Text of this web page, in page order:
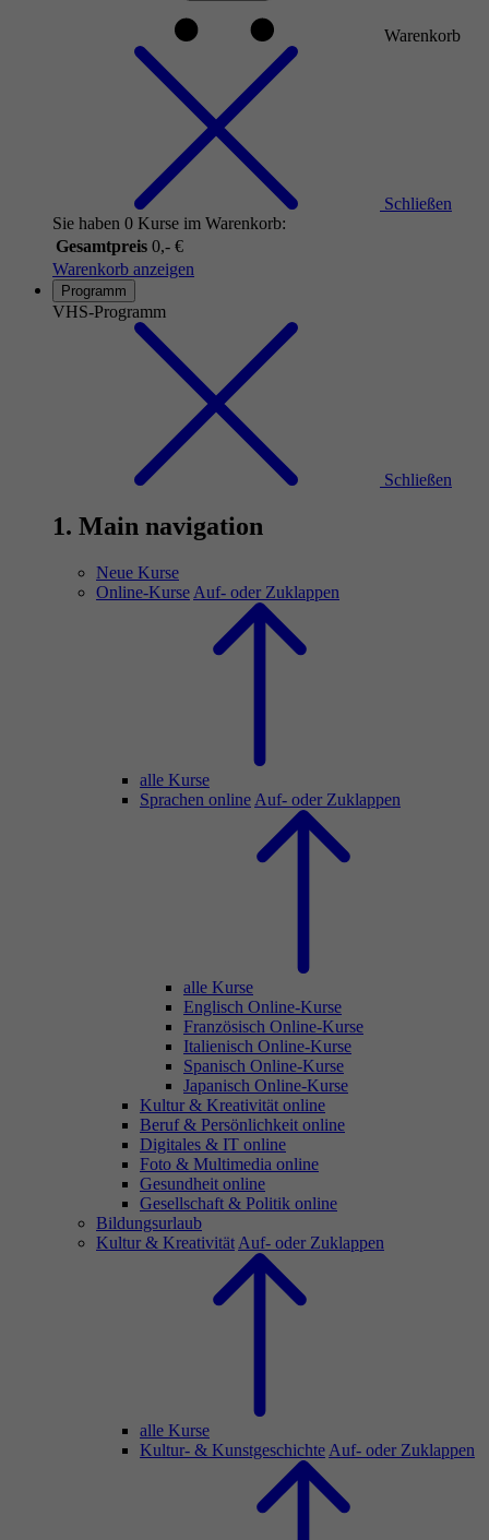
Warenkorb
Schließen
Sie haben 0 Kurse im Warenkorb:
Gesamtpreis 0,- €
Warenkorb anzeigen
Programm
VHS-Programm
Schließen
1. Main navigation
Neue Kurse
Online-Kurse Auf- oder Zuklappen
alle Kurse
Sprachen online Auf- oder Zuklappen
alle Kurse
Englisch Online-Kurse
Französisch Online-Kurse
Italienisch Online-Kurse
Spanisch Online-Kurse
Japanisch Online-Kurse
Kultur & Kreativität online
Beruf & Persönlichkeit online
Digitales & IT online
Foto & Multimedia online
Gesundheit online
Gesellschaft & Politik online
Bildungsurlaub
Kultur & Kreativität Auf- oder Zuklappen
alle Kurse
Kultur- & Kunstgeschichte Auf- oder Zuklappen